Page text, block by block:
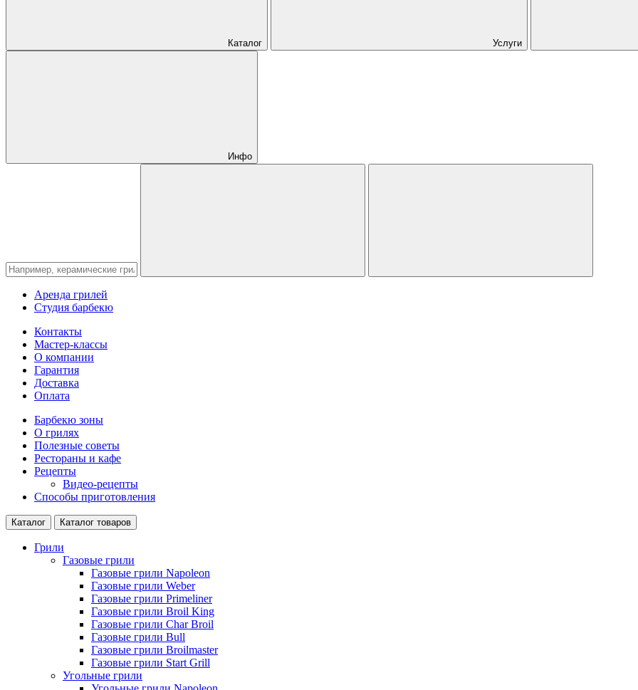
Каталог Услуги
Инфо
Аренда грилей
Студия барбекю
Контакты
Мастер-классы
О компании
Гарантия
Доставка
Оплата
Барбекю зоны
О грилях
Полезные советы
Рестораны и кафе
Рецепты
Видео-рецепты
Способы приготовления
Каталог Каталог товаров
Грили
Газовые грили
Газовые грили Napoleon
Газовые грили Weber
Газовые грили Primeliner
Газовые грили Broil King
Газовые грили Char Broil
Газовые грили Bull
Газовые грили Broilmaster
Газовые грили Start Grill
Угольные грили